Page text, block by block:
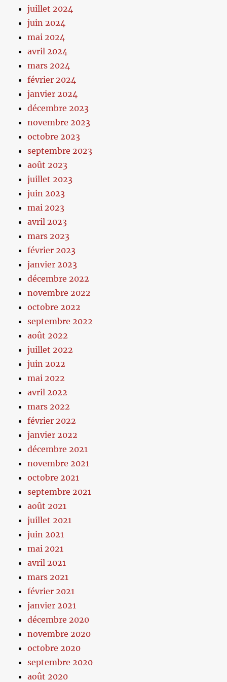
juillet 2024
juin 2024
mai 2024
avril 2024
mars 2024
février 2024
janvier 2024
décembre 2023
novembre 2023
octobre 2023
septembre 2023
août 2023
juillet 2023
juin 2023
mai 2023
avril 2023
mars 2023
février 2023
janvier 2023
décembre 2022
novembre 2022
octobre 2022
septembre 2022
août 2022
juillet 2022
juin 2022
mai 2022
avril 2022
mars 2022
février 2022
janvier 2022
décembre 2021
novembre 2021
octobre 2021
septembre 2021
août 2021
juillet 2021
juin 2021
mai 2021
avril 2021
mars 2021
février 2021
janvier 2021
décembre 2020
novembre 2020
octobre 2020
septembre 2020
août 2020